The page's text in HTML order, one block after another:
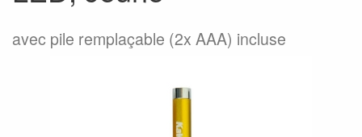
avec pile remplaçable (2x AAA) incluse